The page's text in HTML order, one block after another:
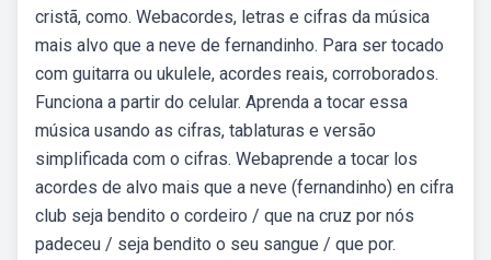
cristã, como. Webacordes, letras e cifras da música
mais alvo que a neve de fernandinho. Para ser tocado
com guitarra ou ukulele, acordes reais, corroborados.
Funciona a partir do celular. Aprenda a tocar essa
música usando as cifras, tablaturas e versão
simplificada com o cifras. Webaprende a tocar los
acordes de alvo mais que a neve (fernandinho) en cifra
club seja bendito o cordeiro / que na cruz por nós
padeceu / seja bendito o seu sangue / que por.